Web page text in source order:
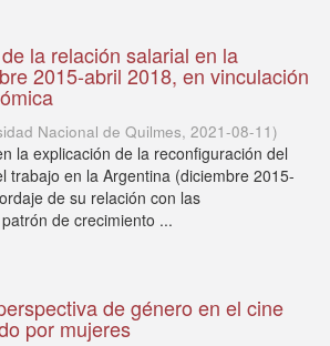
la relación salarial en la
2015-abril 2018, en vinculación
Nacional de Quilmes, 2021-08-11)
la explicación de la reconfiguración del
trabajo en la Argentina (diciembre 2015-
de su relación con las
de crecimiento ...
de género en el cine
por mujeres